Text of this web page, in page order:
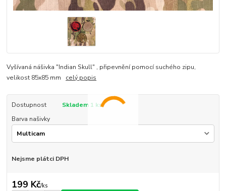
Vyšívaná nášivka "Indian Skull" , připevnění pomocí suchého zipu,
velikost 85x85 mm celý popis
Dostupnost
Skladem 1 ks
Barva našivky
Nejsme plátci DPH
199 Kč/ks